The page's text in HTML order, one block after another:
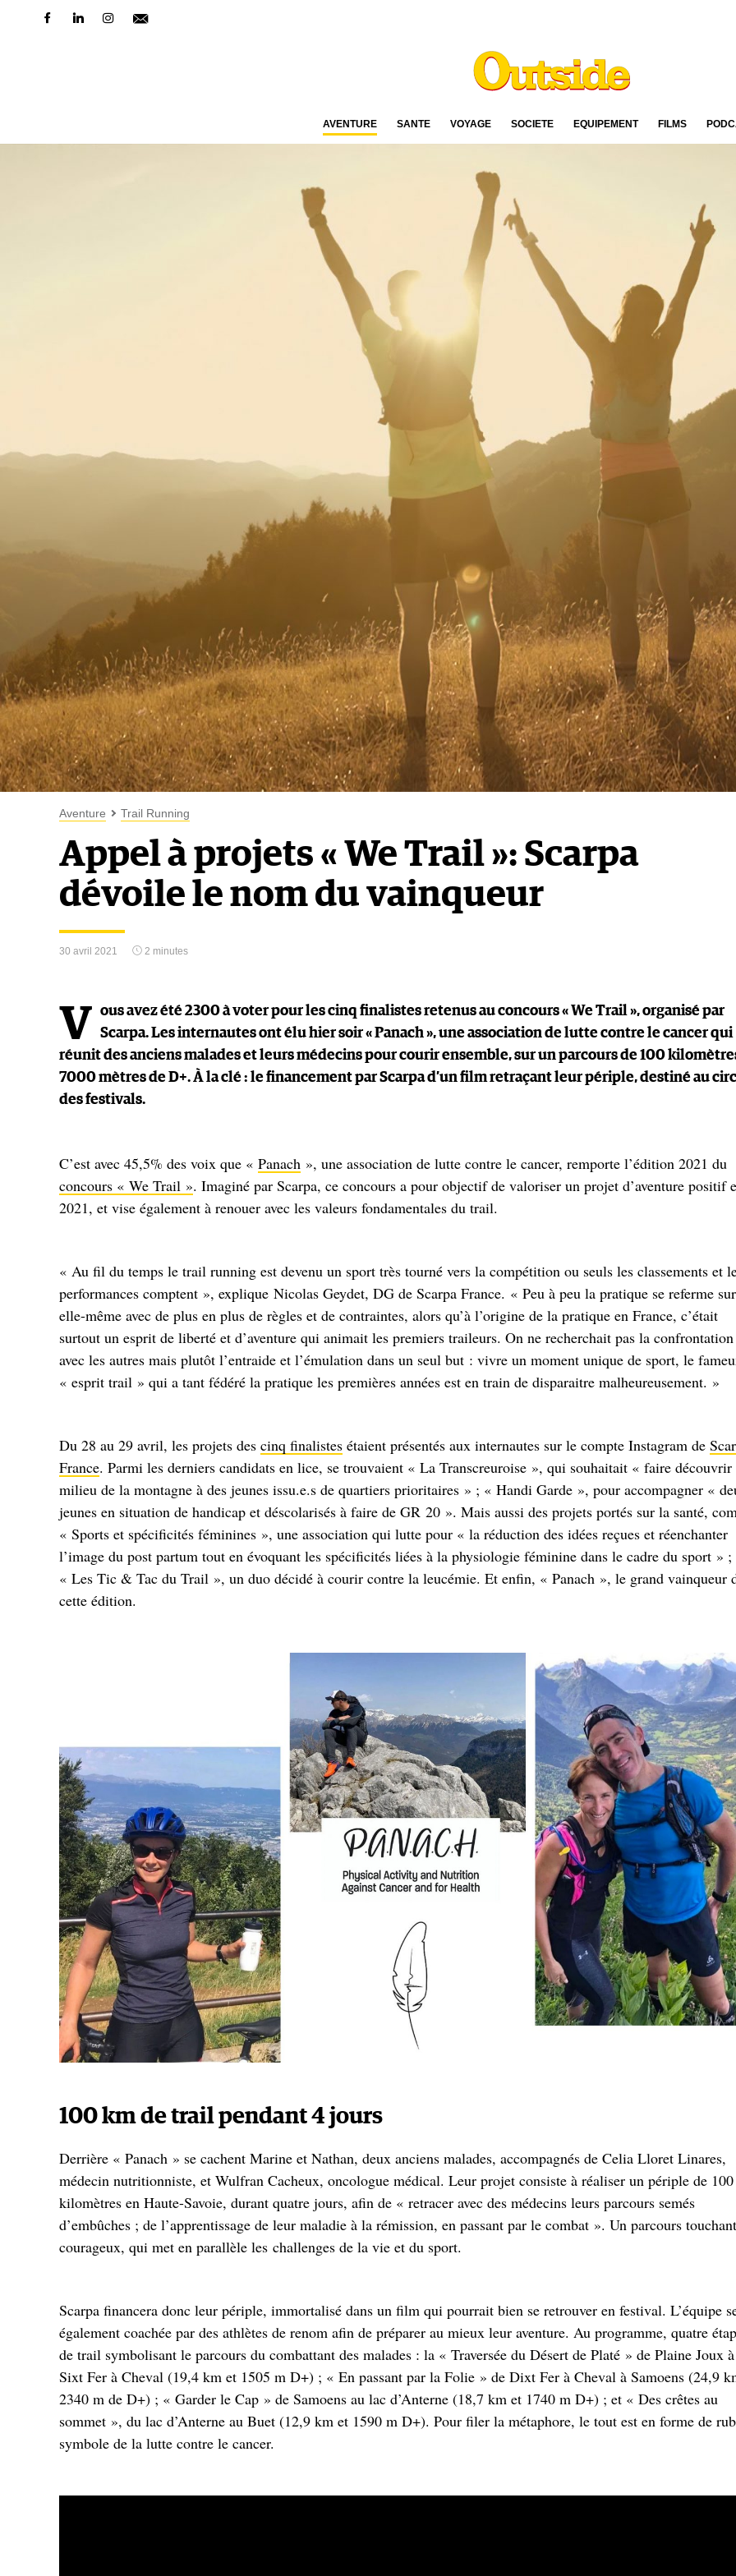
AVENTURE SANTÉ VOYAGE SOCIÉTÉ ÉQUIPEMENT FILMS
Aventure Trail Running
Appel à projets « We Trail »: Scarpa
dévoile le nom du vainqueur
30 avril 2021 2 minutes
V ous avez été 2300 à voter pour les cinq finalistes retenus au concours « We Trail », organisé par
Scarpa. Les internautes ont élu hier soir « Panach », une association de lutte contre le cancer qui
réunit des anciens malades et leurs médecins pour courir ensemble, sur un parcours de 100
7000 mètres de D+. À la clé : le financement par Scarpa d’un film retraçant leur périple, destiné au
des festivals.
C’est avec 45,5% des voix que « Panach », une association de lutte contre le cancer, remporte l’édition 2021 du
concours « We Trail ». Imaginé par Scarpa, ce concours a pour objectif de valoriser un projet d’aventure positif
2021, et vise également à renouer avec les valeurs fondamentales du trail.
« Au fil du temps le trail running est devenu un sport très tourné vers la compétition ou seuls les classements et
performances comptent », explique Nicolas Geydet, DG de Scarpa France. « Peu à peu la pratique se referme sur
elle-même avec de plus en plus de règles et de contraintes, alors qu’à l’origine de la pratique en France, c’était
surtout un esprit de liberté et d’aventure qui animait les premiers traileurs. On ne recherchait pas la confrontation
avec les autres mais plutôt l’entraide et l’émulation dans un seul but : vivre un moment unique de sport, le
« esprit trail » qui a tant fédéré la pratique les premières années est en train de disparaitre malheureusement. »
Du 28 au 29 avril, les projets des cinq finalistes étaient présentés aux internautes sur le compte Instagram de
France. Parmi les derniers candidats en lice, se trouvaient « La Transcreuroise », qui souhaitait « faire découvrir
milieu de la montagne à des jeunes issu.e.s de quartiers prioritaires » ; « Handi Garde », pour accompagner «
jeunes en situation de handicap et déscolarisés à faire de GR 20 ». Mais aussi des projets portés sur la santé,
« Sports et spécificités féminines », une association qui lutte pour « la réduction des idées reçues et réenchanter
l’image du post partum tout en évoquant les spécificités liées à la physiologie féminine dans le cadre du sport » ;
« Les Tic & Tac du Trail », un duo décidé à courir contre la leucémie. Et enfin, « Panach », le grand vainqueur
cette édition.
100 km de trail pendant 4 jours
Derrière « Panach » se cachent Marine et Nathan, deux anciens malades, accompagnés de Celia Lloret Linares,
médecin nutritionniste, et Wulfran Cacheux, oncologue médical. Leur projet consiste à réaliser un périple de 100
kilomètres en Haute-Savoie, durant quatre jours, afin de « retracer avec des médecins leurs parcours semés
d’embûches ; de l’apprentissage de leur maladie à la rémission, en passant par le combat ». Un parcours
courageux, qui met en parallèle les challenges de la vie et du sport.
Scarpa financera donc leur périple, immortalisé dans un film qui pourrait bien se retrouver en festival. L’équipe
également coachée par des athlètes de renom afin de préparer au mieux leur aventure. Au programme, quatre
de trail symbolisant le parcours du combattant des malades : la « Traversée du Désert de Platé » de Plaine Joux à
Sixt Fer à Cheval (19,4 km et 1505 m D+) ; « En passant par la Folie » de Dixt Fer à Cheval à Samoens (24,9
2340 m de D+) ; « Garder le Cap » de Samoens au lac d’Anterne (18,7 km et 1740 m D+) ; et « Des crêtes au
sommet », du lac d’Anterne au Buet (12,9 km et 1590 m D+). Pour filer la métaphore, le tout est en forme de
symbole de la lutte contre le cancer.